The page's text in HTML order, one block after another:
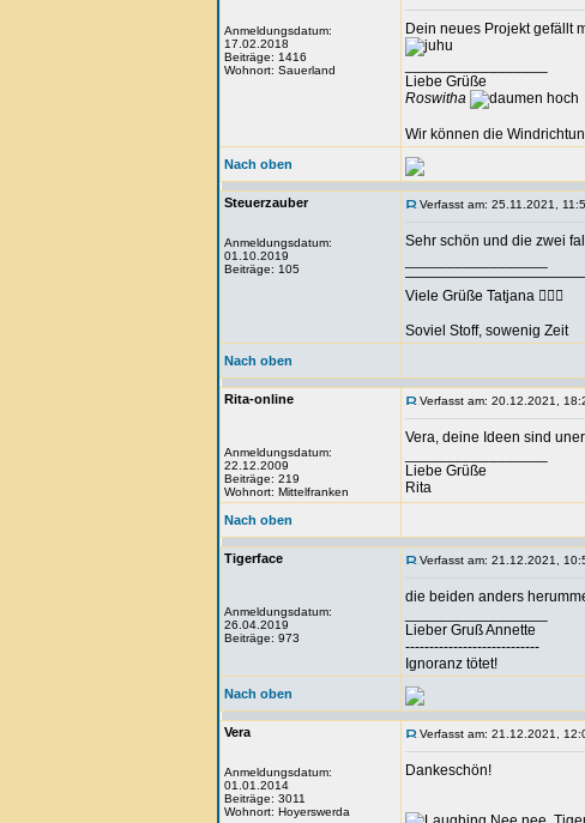
Anmeldungsdatum:
17.02.2018
Beiträge: 1416
Wohnort: Sauerland
Dein neues Projekt gefällt
Liebe Grüße
Roswitha
Wir können die
Nach oben
Steuerzauber
Anmeldungsdatum:
01.10.2019
Beiträge: 105
Verfasst am: 25.11.2021,
Sehr schön und die zwei
Viele Grüße Tatjana 🧙🏻‍♀️
Soviel Stoff, sowenig Zeit
Nach oben
Rita-online
Anmeldungsdatum:
22.12.2009
Beiträge: 219
Wohnort: Mittelfranken
Verfasst am: 20.12.2021,
Vera, deine Ideen sind
Liebe Grüße
Rita
Nach oben
Tigerface
Anmeldungsdatum:
26.04.2019
Beiträge: 973
Verfasst am: 21.12.2021,
die beiden anders
Lieber Gruß Annette
----------------------------
Ignoranz tötet!
Nach oben
Vera
Anmeldungsdatum:
01.01.2014
Beiträge: 3011
Wohnort: Hoyerswerda
Verfasst am: 21.12.2021,
Dankeschön!